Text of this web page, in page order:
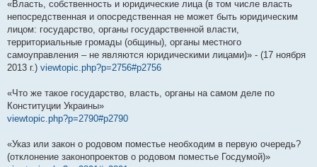
«Власть, собственность и юридические лица (в том числе власть
непосредственная и опосредственная не может быть юридическим
лицом: государство, органы государственной власти,
территориальные громады (общины), органы местного
самоуправления – не являются юридическими лицами)» - (17 ноября
2013 г.) viewtopic.php?p=2756#p2756
«Что же такое государство, власть, органы на самом деле по
Конституции Украины»
viewtopic.php?p=2790#p2790
«Указ или закон о родовом поместье необходим в первую очередь?
(отклонение законопроектов о родовом поместье Госдумой)»